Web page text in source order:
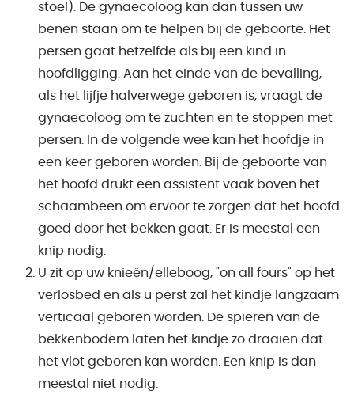
stoel). De gynaecoloog kan dan tussen uw
benen staan om te helpen bij de geboorte. Het
persen gaat hetzelfde als bij een kind in
hoofdligging. Aan het einde van de bevalling,
als het lijfje halverwege geboren is, vraagt de
gynaecoloog om te zuchten en te stoppen met
persen. In de volgende wee kan het hoofdje in
een keer geboren worden. Bij de geboorte van
het hoofd drukt een assistent vaak boven het
schaambeen om ervoor te zorgen dat het hoofd
goed door het bekken gaat. Er is meestal een
knip nodig.
U zit op uw knieën/elleboog, "on all fours" op het
verlosbed en als u perst zal het kindje langzaam
verticaal geboren worden. De spieren van de
bekkenbodem laten het kindje zo draaien dat
het vlot geboren kan worden. Een knip is dan
meestal niet nodig.